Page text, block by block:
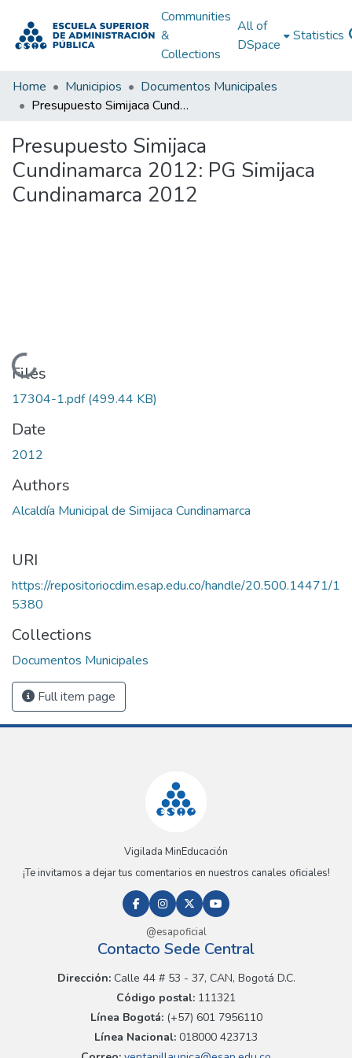
Communities
&
Collections
All of
DSpace
Statistics
Home Municipios
Documentos Municipales
Presupuesto Simijaca Cundinamarca 2012: PG Simijaca Cundinamarca 2012
Presupuesto Simijaca
Cundinamarca 2012: PG Simijaca
Cundinamarca 2012
Loading...
Files
17304-1.pdf(499.44 KB)
Date
2012
Authors
Alcaldía Municipal de Simijaca Cundinamarca
URI
https://repositoriocdim.esap.edu.co/handle/20.500.14471/1
5380
Collections
Documentos Municipales
Full item page
Vigilada MinEducación
¡Te invitamos a dejar tus comentarios en nuestros canales oficiales!
@esapoficial
Contacto Sede Central
Dirección:Calle 44 # 53 - 37, CAN, Bogotá D.C.
Código postal: 111321
Línea Bogotá:(+57) 601 7956110
Línea Nacional: 018000 423713